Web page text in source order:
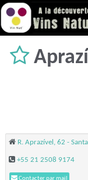
R. Aprazível, 62 -
+55 21 2508 9174
Contacter par mail